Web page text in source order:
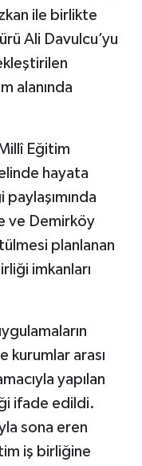
ile birlikte
Ali Davulcu’yu
alanında
Eğitim
hayata
ve Demirköy
planlanan
imkanları
kurumlar arası
yapılan
ifade edildi.
sona eren
iş birliğine